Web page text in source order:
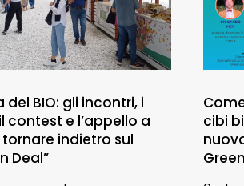
del BIO: gli incontri, i
contest e l’appello a
tornare indietro sul
Deal”
cibi